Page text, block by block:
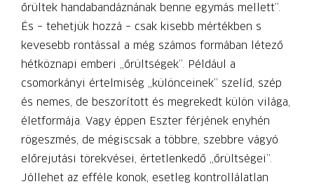
őrültek handabandáznának benne egymás mellett”.
És – tehetjük hozzá – csak kisebb mértékben s
kevesebb rontással a még számos formában létező
hétköznapi emberi „őrültségek”. Például a
csomorkányi értelmiség „különceinek” szelíd, szép
és nemes, de beszorított és megrekedt külön világa,
életformája. Vagy éppen Eszter férjének enyhén
rögeszmés, de mégiscsak a többre, szebbre vágyó
előrejutási törekvései, értetlenkedő „őrültségei”.
Jóllehet az efféle konok, esetleg kontrollálatlan